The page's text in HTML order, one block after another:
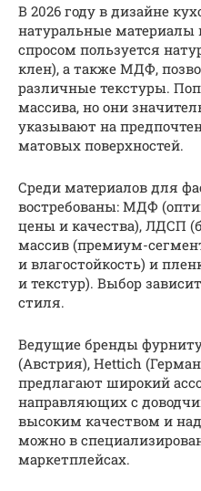
В 2026 году в дизайне
натуральные
спросом пользуется
клен), а также МДФ,
различные текстуры.
массива, но они
указывают на
матовых поверхностей.
Среди материалов для
востребованы: МДФ
цены и качества), ЛДСП
массив (премиум-
и влагостойкость) и
и текстур). Выбор
стиля.
Ведущие бренды
(Австрия), Hettich
предлагают широкий
направляющих с
высоким качеством и
можно в
маркетплейсах.